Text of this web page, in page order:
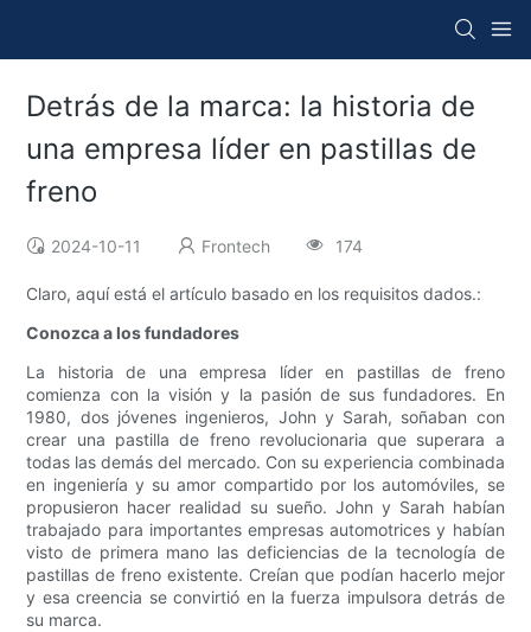
Detrás de la marca: la historia de
una empresa líder en pastillas de
freno
2024-10-11 Frontech 174
Claro, aquí está el artículo basado en los requisitos dados.:
Conozca a los fundadores
La historia de una empresa líder en pastillas de freno
comienza con la visión y la pasión de sus fundadores. En
1980, dos jóvenes ingenieros, John y Sarah, soñaban con
crear una pastilla de freno revolucionaria que superara a
todas las demás del mercado. Con su experiencia combinada
en ingeniería y su amor compartido por los automóviles, se
propusieron hacer realidad su sueño. John y Sarah habían
trabajado para importantes empresas automotrices y habían
visto de primera mano las deficiencias de la tecnología de
pastillas de freno existente. Creían que podían hacerlo mejor
y esa creencia se convirtió en la fuerza impulsora detrás de
su marca.